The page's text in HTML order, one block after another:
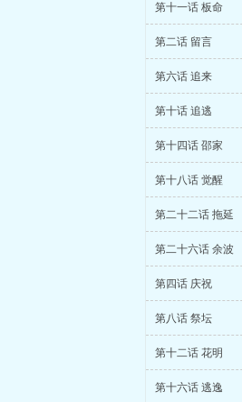
第十一话 板命
第二话 留言
第六话 追来
第十话 追逃
第十四话 邵家
第十八话 觉醒
第二十二话 拖延
第二十六话 余波
第四话 庆祝
第八话 祭坛
第十二话 花明
第十六话 逃逸